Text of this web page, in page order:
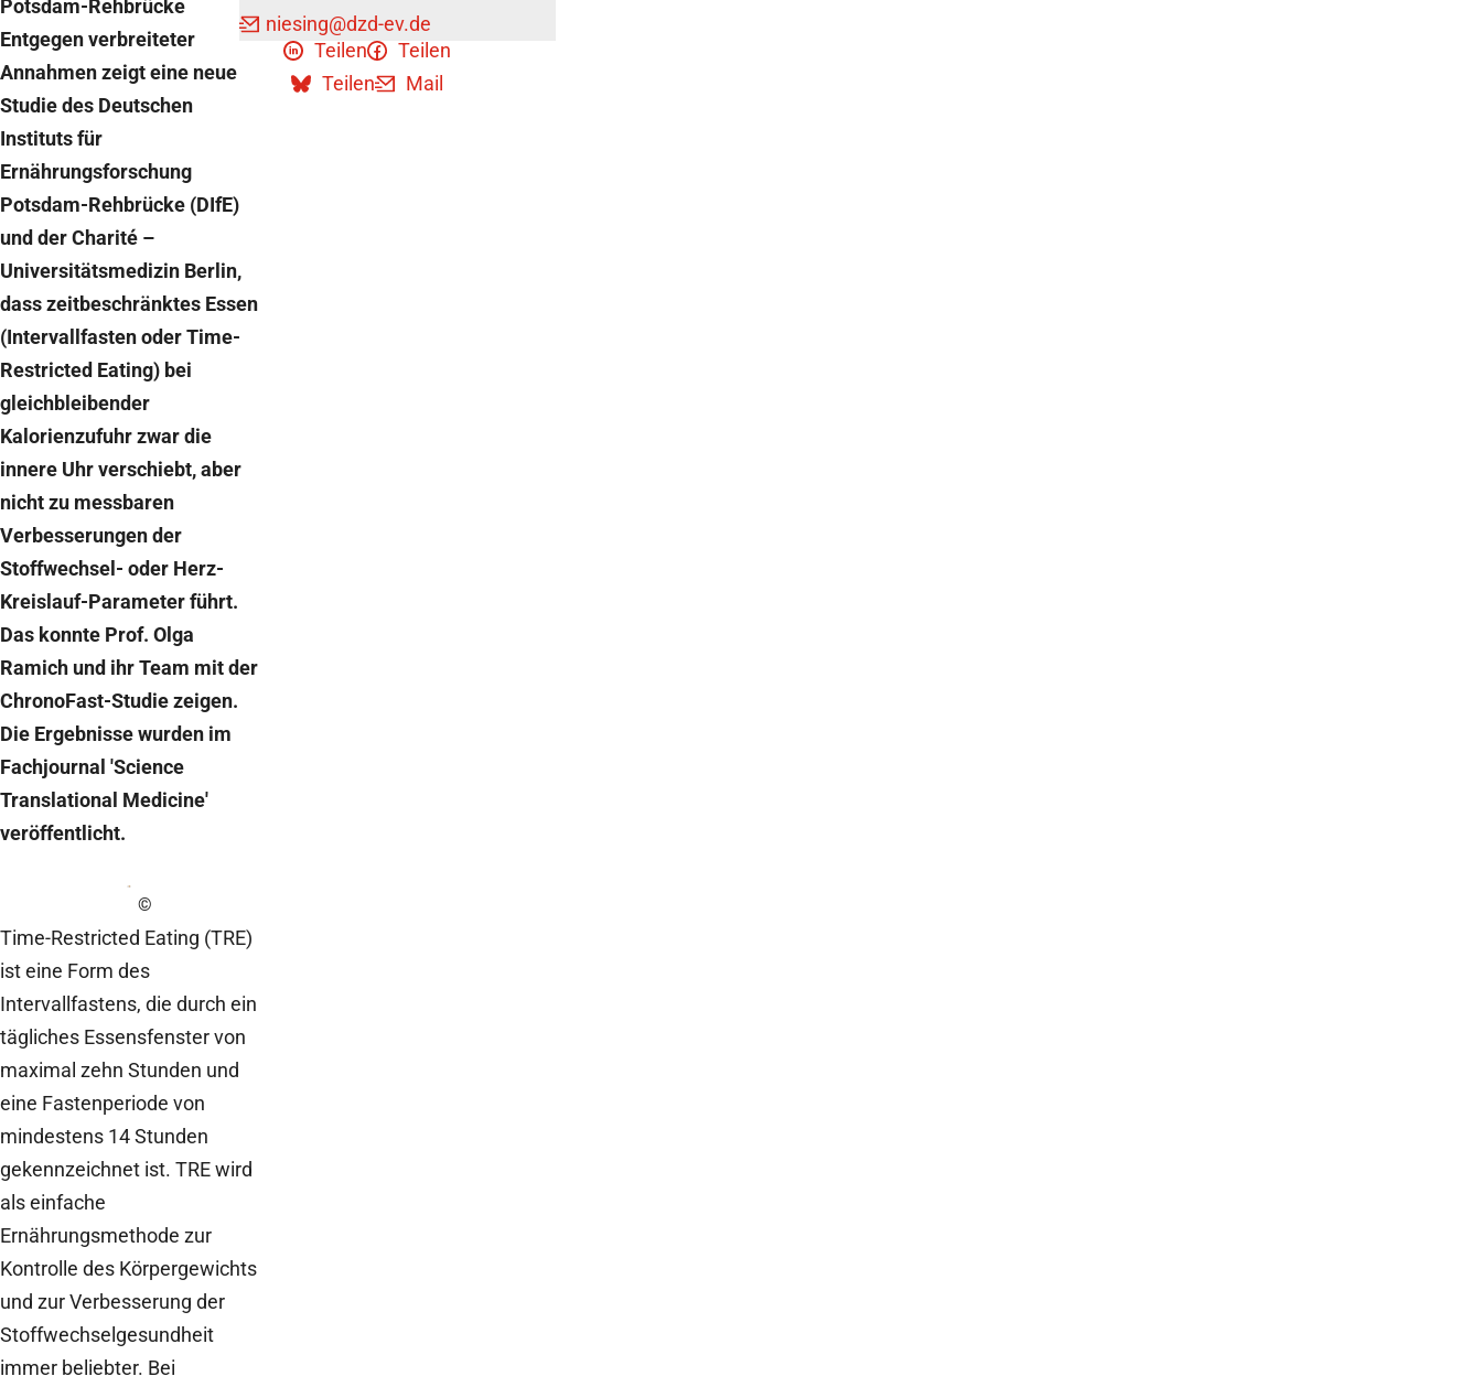
Potsdam-Rehbrücke
Entgegen verbreiteter
Annahmen zeigt eine neue
Studie des Deutschen
Instituts für
Ernährungsforschung
Potsdam-Rehbrücke (DIfE)
und der Charité –
Universitätsmedizin Berlin,
dass zeitbeschränktes Essen
(Intervallfasten oder Time-
Restricted Eating) bei
gleichbleibender
Kalorienzufuhr zwar die
innere Uhr verschiebt, aber
nicht zu messbaren
Verbesserungen der
Stoffwechsel- oder Herz-
Kreislauf-Parameter führt.
Das konnte Prof. Olga
Ramich und ihr Team mit der
ChronoFast-Studie zeigen.
Die Ergebnisse wurden im
Fachjournal 'Science
Translational Medicine'
veröffentlicht.
©
Time-Restricted Eating (TRE)
ist eine Form des
Intervallfastens, die durch ein
tägliches Essensfenster von
maximal zehn Stunden und
eine Fastenperiode von
mindestens 14 Stunden
gekennzeichnet ist. TRE wird
als einfache
Ernährungsmethode zur
Kontrolle des Körpergewichts
und zur Verbesserung der
Stoffwechselgesundheit
immer beliebter. Bei
Teilen
Teilen
Teilen
Mail
niesing@dzd-ev.de